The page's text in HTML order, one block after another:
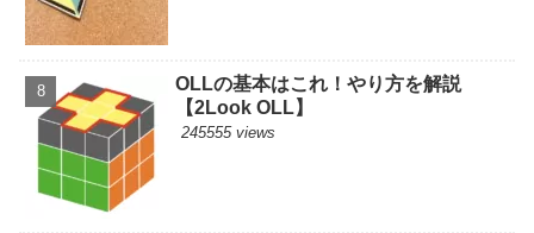
OLLの基本はこれ！やり方を解説
【2Look OLL】
245555 views